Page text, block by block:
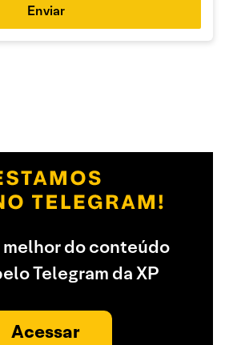
Enviar
melhor do conteúdo
Telegram da XP
Acessar